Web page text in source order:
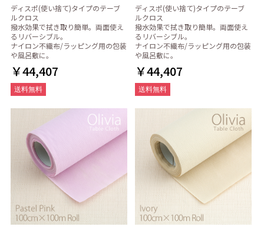
ディスポ(使い捨て)タイプのテーブ
ルクロス
撥水効果で拭き取り簡単。両面使え
るリバーシブル。
ナイロン不織布/ラッピング用の包装
や風呂敷に。
￥44,407
送料無料
ディスポ(使い捨て)タイプのテーブ
ルクロス
撥水効果で拭き取り簡単。両面使え
るリバーシブル。
ナイロン不織布/ラッピング用の包装
や風呂敷に。
￥44,407
送料無料